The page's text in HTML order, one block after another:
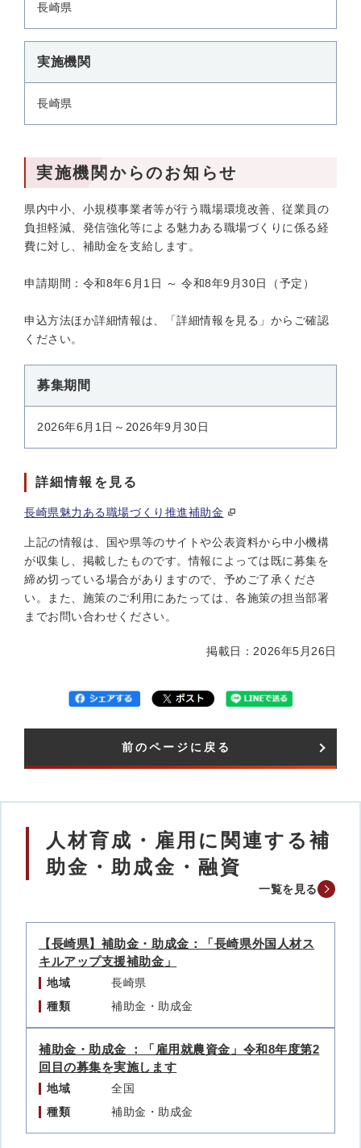
長崎県
実施機関
長崎県
実施機関からのお知らせ
県内中小、小規模事業者等が行う職場環境改善、従業員の
負担軽減、発信強化等による魅力ある職場づくりに係る経
費に対し、補助金を支給します。
申請期間：令和8年6月1日 ～ 令和8年9月30日（予定）
申込方法ほか詳細情報は、「詳細情報を見る」からご確認
ください。
募集期間
2026年6月1日～2026年9月30日
詳細情報を見る
長崎県魅力ある職場づくり推進補助金
上記の情報は、国や県等のサイトや公表資料から中小機構
が収集し、掲載したものです。情報によっては既に募集を
締め切っている場合がありますので、予めご了承くださ
い。また、施策のご利用にあたっては、各施策の担当部署
までお問い合わせください。
掲載日：2026年5月26日
前のページに戻る
人材育成・雇用に関連する補
助金・助成金・融資
一覧を見る
【長崎県】補助金・助成金：「長崎県外国人材ス
キルアップ支援補助金」
地域
長崎県
種類
補助金・助成金
補助金・助成金 ：「雇用就農資金」令和8年度第2
回目の募集を実施します
地域
全国
種類
補助金・助成金